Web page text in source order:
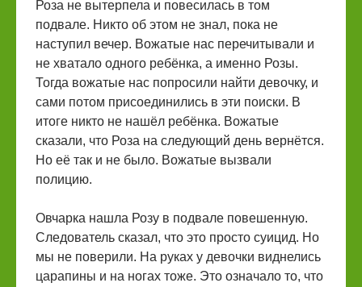
Роза не вытерпела и повесилась в том
подвале. Никто об этом не знал, пока не
наступил вечер. Вожатые нас перечитывали и
не хватало одного ребёнка, а именно Розы.
Тогда вожатые нас попросили найти девочку, и
сами потом присоединились в эти поиски. В
итоге никто не нашёл ребёнка. Вожатые
сказали, что Роза на следующий день вернётся.
Но её так и не было. Вожатые вызвали
полицию.
Овчарка нашла Розу в подвале повешенную.
Следователь сказал, что это просто суицид. Но
мы не поверили. На руках у девочки виднелись
царапины и на ногах тоже. Это означало то, что